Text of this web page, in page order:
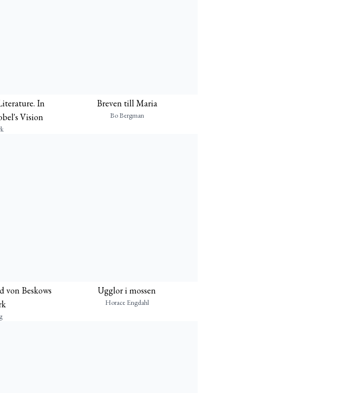
In
Vision
Breven till Maria
Bo Bergman
von Beskows
Ugglor i mossen
Horace Engdahl